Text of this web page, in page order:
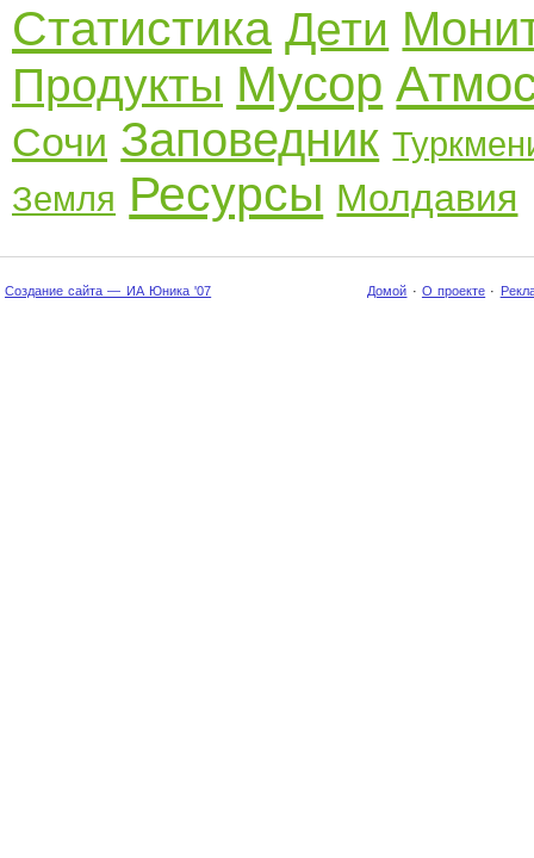
Статистика Дети
Продукты Мусор
Сочи Заповедник
Земля Ресурсы Молдавия
Создание сайта — ИА Юника '07 Домой · О проекте ·